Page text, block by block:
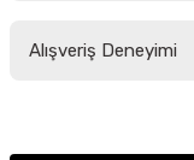
yetersiz gördüğünüz
Alışveriş Deneyimi